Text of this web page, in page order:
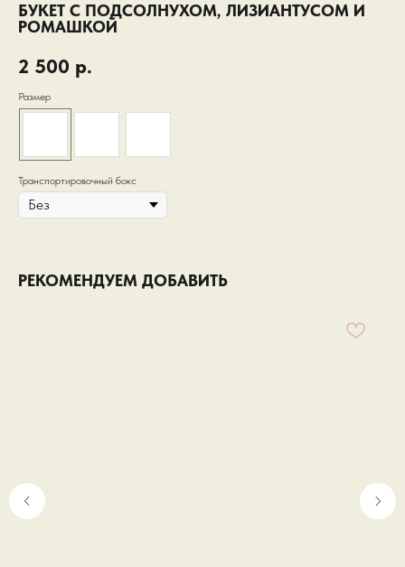
БУКЕТ С ПОДСОЛНУХОМ, ЛИЗИАНТУСОМ И
РОМАШКОЙ
2 500 р.
Размер
Транспортировочный бокс
РЕКОМЕНДУЕМ ДОБАВИТЬ